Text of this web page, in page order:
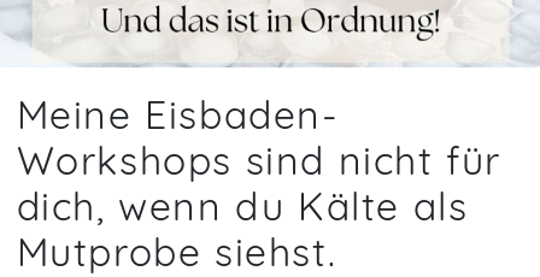
Meine Eisbaden-
Workshops sind nicht für
dich, wenn du Kälte als
Mutprobe siehst.